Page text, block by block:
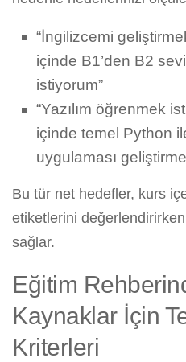
“İngilizcemi
içinde B1’den B2
istiyorum”
“Yazılım öğrenmek
içinde temel Python
uygulaması
Bu tür net hedefler, kurs
etiketlerini
sağlar.
Eğitim
Kaynaklar İçin
Kriterleri